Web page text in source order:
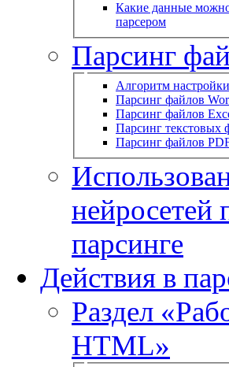
Какие данные можно
парсером
Парсинг
Алгоритм
Парсинг файлов
Парсинг файлов
Парсинг текстовых
Парсинг файлов
нейросетей
парсинге
Действия в
Раздел
HTML»